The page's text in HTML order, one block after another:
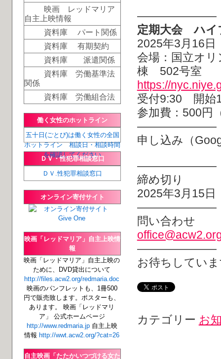
―――――――
定期大会 ハイ
2025年3月16日
会場：国立オ
棟 502号室
https://
受付9:30 開始
参加費：500円
―――――――
申し込み（
―――――――
締め切り
2025年3月15日
———————
問い合わせ
———————
お待ちしてい
カテゴリー お
映画 レッドマリア
自主上映情報
資料庫 パート関係
資料庫 有期契約
資料庫 派遣関係
資料庫 労働基準法
関係
資料庫 労働組合法
働く女性のホットライン
五十日(ごとび)は働く女性の全国
ホットライン 相談日・相談時間
を確認してください
ＤＶ・性犯罪相談窓口
ＤＶ.性犯罪相談窓口
オンライン寄付サイト
映画「レッドマリア」自主上映情
報
映画「レッドマリア」自主上映の
ために、DVD貸出について
http://files.acw2.org/redmaria.doc
映画のパンフレットも、1冊500
円で販売致します。ポスターも、
あります。 映画「レッドマリ
ア」 公式ホームページ
http://www.redmaria.jp自主上映
情報 http://wwt.acw2.org/?cat=26
自主映画「たたかいつづける女た